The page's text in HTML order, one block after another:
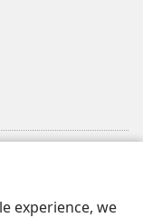
experience, we